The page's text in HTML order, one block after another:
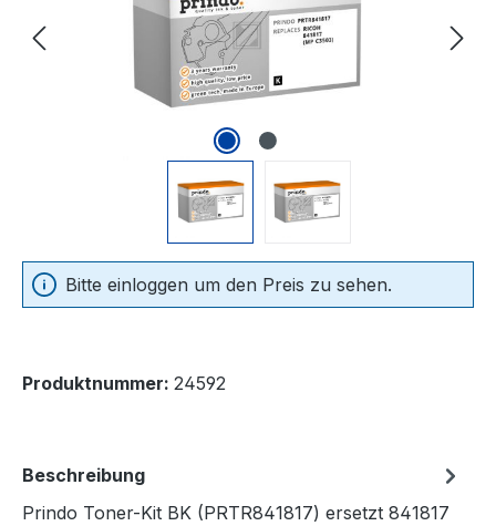
Bitte einloggen um den Preis zu sehen.
Produktnummer: 24592
Beschreibung
Prindo Toner-Kit BK (PRTR841817) ersetzt 841817